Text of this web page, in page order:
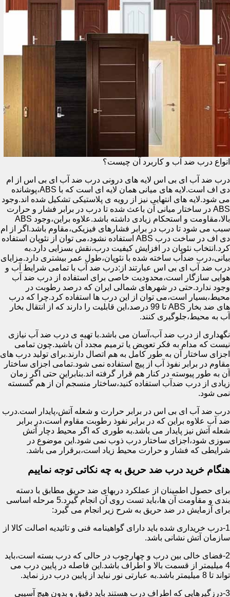
انواع درب ضد آب و کاربرد آن چیست؟
درب ضد آب ای بی اس لایه های درونی درب ضد آب ای بی اس از ام
دی اف است.لایه های میانی همان لایه ای است که با ABS،پوشانده
می شود.لایه های انتهایی نیز از رویه ی پلاستیکی تشکیل شده اند.وجود
ABS در ساختار میانی آن باعث شده تا درب در برابر فشار و حرارت
بالا،مقاومت و استحکام زیادی داشته باشد.علاوه براین،وجود ABS
سبب می شود تا درب در برابر فشارهای فیزیکی،مقاوم باشد.اگر از ام
دی اف در ساخت درب ABS استفاده نشود،می توان از نئوپان استفاده
کرد.انتخاب نئوپان در افزایش کیفیت درب،نقش بسزایی دارد.به
بیانی،درب ضدآب ساخته شده با نئوپان،طول عمر بیشتری دارد.مزایای
درب ضد آب ای بی اس عبارتند از:درب ضد آب با تمامی شرایط آب و
هوایی سازگار است،محدودیت خاصی برای استفاده از درب ضد آب
وجود ندارد.حتی در شهرهای شمالی ایران که درصد رطوبت در
محیط،بسیار است،می توان از این درب ها استفاده کرد.چرا که درب
های ضد بخار ABS تا 99 درصد،این قابلیت را دارند که از انتقال بخار
آب به محیط،جلوگیری کنند.
نگهداری از درب ضد آب،آسان می باشد.با تهیه ی درب ضد آب نیازی
نیست که مدام به فکر تعویض یا ترمیم مجدد آن باشید.چون تمامی
اجزای ساختار آن به طور کامل به هم اتصال دارند.برای تولید درب های
مقاوم در برابر نفوذ آب از پیچ استفاده نمی شود.تمامی اجزای ساختار
آن به طور پیوسته در کنار هم قرار گرفته اند.بنابراین حتی اگر زمان
زیادی از درب ضدآب استفاده کنید،ساختار منسجم آن از هم گسسته
نمی شود.
درب ضد آب ای بی اس در برابر حرارت و شعله آتش،پایدار است.درب
ضد آب علاوه براین که در برابر نفوذ رطوبت مقاوم است،در برابر
شعله آتش نیز پایدار می باشد.به طوری که اگر محیط دچار آتش
سوزی شود،اجزای ساختار درب ذوب نمی شود.این موضوع در
شرایطی که فشار و حرارت محیط زیاد است،برقرار می باشد.
هنگام خرید درب ضد حریق به چه نکاتی توجه نماییم
برای حصول اطمینان از عملکرد دربهای ضد حریق مطابق با دسته
بندی و مقاومت آن ها،باید تست روی آن انجام گیرد.5 مرحله اساسی
برای آزمایش در ضد حریق به شرح زیر انجام می گیرد:
1-درب خریداری شده باید دارای گواهینامه فنی و تائیدیه اصالت کالا از
سازمان آتش نشانی باشد.
2-فضای خالی بین درب و چهارچوب در حالی که درب بسته است،باید
4 میلیمتر از قسمت بالا و اطراف باشد.این فاصله در پایین درب می
تواند تا 8 میلیمتر باشد.به عبارتی نور نباید از پایین درب درز نماید.
3-درزگیرهایی که اطراف درب هستند باید دقیق و بدون هیچ آسیبی